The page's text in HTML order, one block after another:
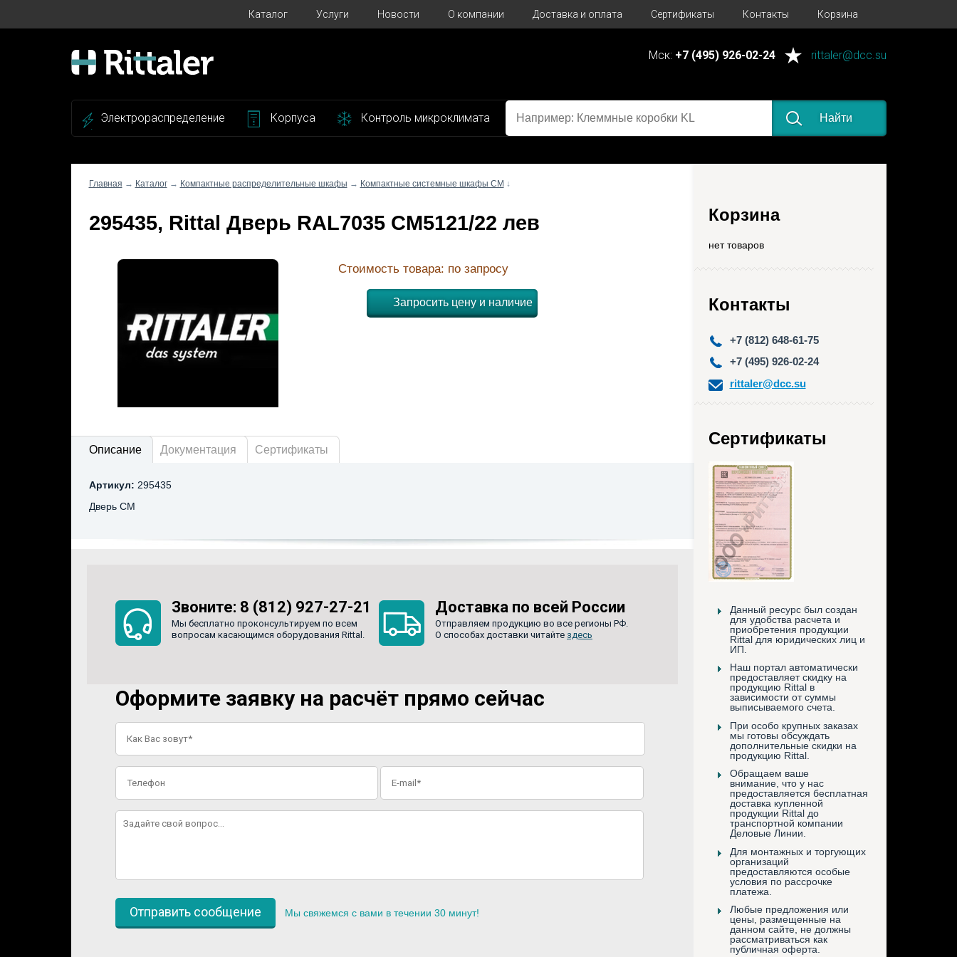
Каталог Услуги Новости О компании Доставка и оплата Сертификаты Контакты Корзина
Мск: +7 (495) 926-02-24 rittaler@dcc.su
Электрораспределение Корпуса Контроль микроклимата Найти
Корзина
нет товаров
Контакты
+7 (812) 648-61-75
+7 (495) 926-02-24
rittaler@dcc.su
Сертификаты
Данный ресурс был создан
для удобства расчета и
приобретения продукции
Rittal для юридических лиц и
ИП.
Наш портал автоматически
предоставляет скидку на
продукцию Rittal в
зависимости от суммы
выписываемого счета.
При особо крупных заказах
мы готовы обсуждать
дополнительные скидки на
продукцию Rittal.
Обращаем ваше
внимание, что у нас
предоставляется бесплатная
доставка купленной
продукции Rittal до
транспортной компании
Деловые Линии.
Для монтажных и торгующих
организаций
предоставляются особые
условия по рассрочке
платежа.
Любые предложения или
цены, размещенные на
данном сайте, не должны
рассматриваться как
публичная оферта.
Главная → Каталог→ Компактные распределительные шкафы → Компактные системные шкафы CM ↓
295435, Rittal Дверь RAL7035 CM5121/22 лев
Стоимость товара: по запросу
Запросить цену и наличие
Описание Документация Сертификаты
Артикул: 295435
Дверь CM
Звоните: 8 (812) 927-27-21
Мы бесплатно проконсультируем по всем
вопросам касающимся оборудования Rittal.
Доставка по всей России
Отправляем продукцию во все регионы РФ.
О способах доставки читайте здесь
Оформите заявку на расчёт прямо сейчас
Мы свяжемся с вами в течении 30 минут!